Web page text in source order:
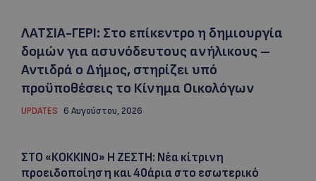
ΛΑΤΣΙΑ-ΓΕΡΙ: Στο επίκεντρο η δημιουργία
δομών για ασυνόδευτους ανήλικους –
Αντιδρά ο Δήμος, στηρίζει υπό
προϋποθέσεις το Κίνημα Οικολόγων
UPDATES 6 Αυγούστου, 2026
ΣΤΟ «ΚΟΚΚΙΝΟ» Η ΖΕΣΤΗ: Νέα κίτρινη
προειδοποίηση και 40άρια στο εσωτερικό